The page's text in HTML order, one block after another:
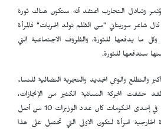
وتبادل التجارب اعتقد أنه ستكون هناك ثورة
شاعر موريتاني "من الظلم تولد الحريات" فالمرأة
ما يدفعها للثورة، والظروف الاجتماعية التي
ستدفعها للثورة.
والتطلع والوعي الجديد والتجربة النضالية للنساء
حققت الحركة النسائية الكثير من الإنجازات،
وناضلت في وقت مبكر، حتى أنه في إحدى الحكومات كان عدد الوزيرات 10 من أصل
الخارجية امرأة لتكون الاولى التي تحصل على هذا